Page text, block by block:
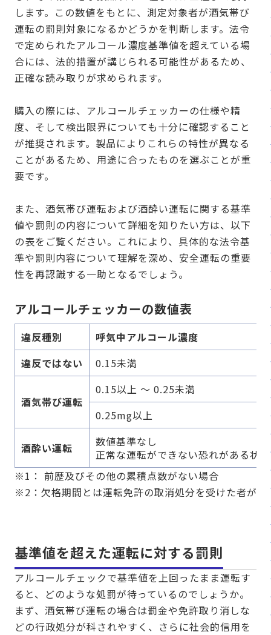
します。この数値をもとに、測定対象者が酒気帯び
運転の罰則対象になるかどうかを判断します。法令
で定められたアルコール濃度基準値を超えている場
合には、法的措置が講じられる可能性があるため、
正確な読み取りが求められます。
購入の際には、アルコールチェッカーの仕様や精
度、そして検出限界についても十分に確認すること
が推奨されます。製品によりこれらの特性が異なる
ことがあるため、用途に合ったものを選ぶことが重
要です。
また、酒気帯び運転および酒酔い運転に関する基準
値や罰則の内容について詳細を知りたい方は、以下
の表をご覧ください。これにより、具体的な法令基
準や罰則内容について理解を深め、安全運転の重要
性を再認識する一助となるでしょう。
アルコールチェッカーの数値表
違反種別
呼気中アルコール濃度
違反ではない
0.15未満
酒気帯び運転
0.15以上 ～ 0.25未満
0.25mg以上
酒酔い運転
数値基準なし
正常な運転ができない恐れがある状態
※1： 前歴及びその他の累積点数がない場合
※2：欠格期間とは運転免許の取消処分を受けた者が
基準値を超えた運転に対する罰則
アルコールチェックで基準値を上回ったまま運転す
ると、どのような処罰が待っているのでしょうか。
まず、酒気帯び運転の場合は罰金や免許取り消しな
どの行政処分が科されやすく、さらに社会的信用を